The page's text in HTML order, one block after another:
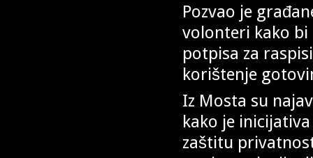
Pozvao je
volonteri kako
potpisa za
korištenje
Iz Mosta su
kako je
zaštitu